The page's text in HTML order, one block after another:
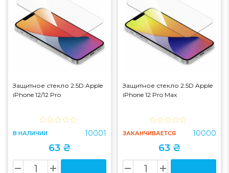
Защитное стекло 2.5D Apple
iPhone 12/12 Pro
В НАЛИЧИИ 10001
63 ₴
Защитное стекло 2.5D Apple
iPhone 12 Pro Max
ЗАКАНЧИВАЕТСЯ 10000
63 ₴